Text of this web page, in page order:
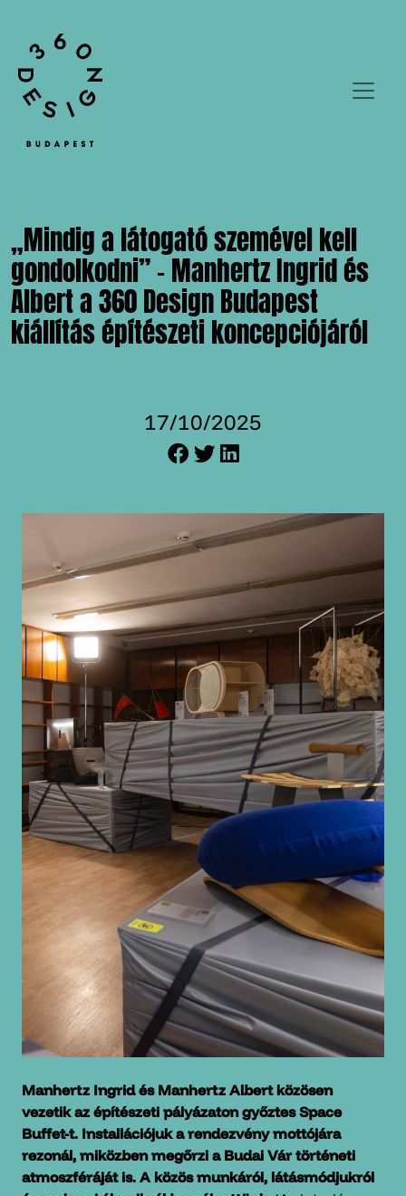
„Mindig a látogató szemével kell
gondolkodni” – Manhertz Ingrid és
Albert a 360 Design Budapest
kiállítás építészeti koncepciójáról
17/10/2025
Manhertz Ingrid és Manhertz Albert közösen
vezetik az építészeti pályázaton győztes Space
Buffet-t. Installációjuk a rendezvény mottójára
rezonál, miközben megőrzi a Budai Vár történeti
atmoszféráját is. A közös munkáról, látásmódjukról